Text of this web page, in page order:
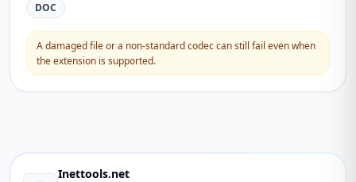
DOC
A damaged file or a non-standard codec can still fail even when
the extension is supported.
Inettools.net